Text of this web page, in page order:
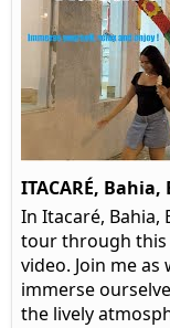
ITACARÉ,
In Itacaré,
tour through this
video. Join me
immerse
the lively